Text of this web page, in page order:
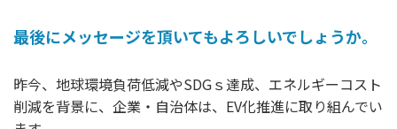
最後にメッセージを頂いてもよろしいでしょうか。
昨今、地球環境負荷低減やSDGｓ達成、エネルギーコスト
削減を背景に、企業・自治体は、EV化推進に取り組んでい